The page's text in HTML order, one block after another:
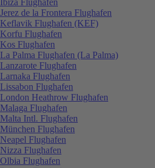
Jerez de la Frontera Flughafen
Keflavik Flughafen (KEF)
Korfu Flughafen
Kos Flughafen
La Palma Flughafen (La Palma)
Lanzarote Flughafen
Larnaka Flughafen
Lissabon Flughafen
London Heathrow Flughafen
Malaga Flughafen
Malta Intl. Flughafen
München Flughafen
Neapel Flughafen
Nizza Flughafen
Olbia Flughafen